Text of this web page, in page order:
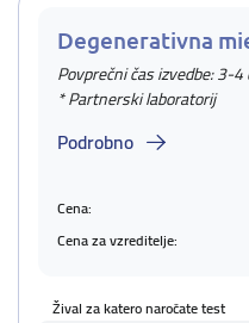
Degenerativna
Povprečni čas izvedbe: 3-4
* Partnerski laboratorij
Podrobno
Cena:
Cena za vzreditelje:
Žival za katero naročate test